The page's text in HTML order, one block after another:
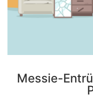
Messie-